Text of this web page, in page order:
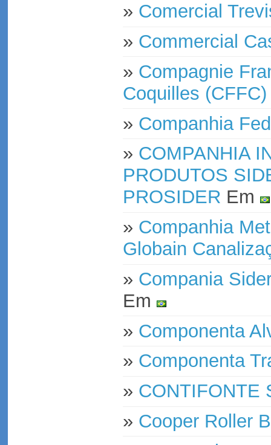
» Comercial
» Commercial
» Compagnie
Coquilles (CFFC)
» Companhia
» COMPANHIA
PRODUTOS
PROSIDER Em
» Companhia
Globain
» Compania
Em
» Componenta
» Componenta
» CONTIFONTE
» Cooper Roller